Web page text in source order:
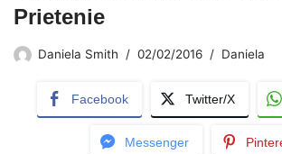
Prietenie
Daniela Smith 02/02/2016 Daniela
Facebook Twitter/X
Messenger